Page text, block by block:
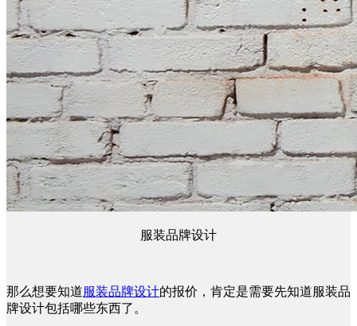
服装品牌设计
那么想要知道服装品牌设计的报价，肯定是需要先知道服装品
牌设计包括哪些东西了。